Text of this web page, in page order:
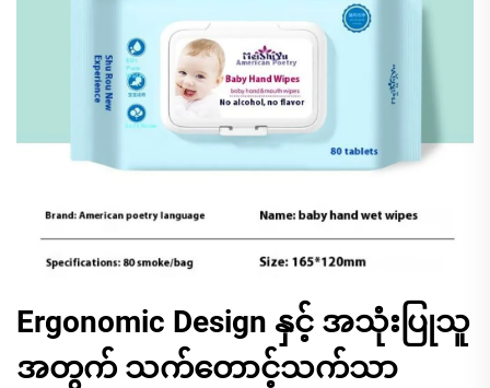
Ergonomic Design နှင့် အသုံးပြုသူ
အတွက် သက်တောင့်သက်သာ